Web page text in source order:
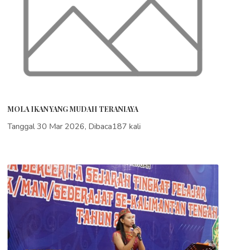
MOLA IKAN YANG MUDAH TERANIAYA
Tanggal 30 Mar 2026, Dibaca187 kali